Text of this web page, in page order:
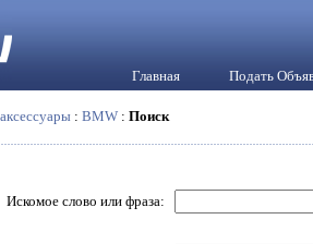
Главная Подать
: BMW : Поиск
Искомое слово или фраза: